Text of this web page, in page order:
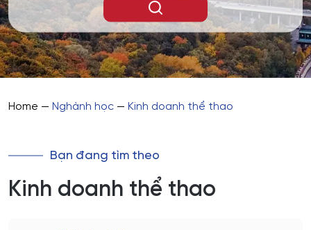
Home — Nghành học — Kinh doanh thể thao
Bạn đang tìm theo
Kinh doanh thể thao